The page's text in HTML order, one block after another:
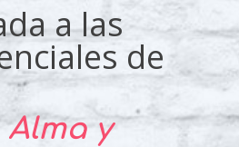
a las
de
y